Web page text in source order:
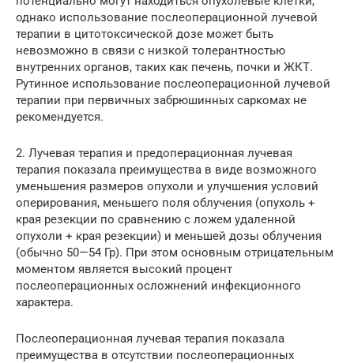
однако использование послеоперационной лучевой
терапии в цитотоксической дозе может быть
невозможно в связи с низкой толерантностью
внутренних органов, таких как печень, почки и ЖКТ.
Рутинное использование послеоперационной лучевой
терапии при первичных забрюшинных саркомах не
рекомендуется.
2. Лучевая терапия и предоперационная лучевая
терапия показала преимущества в виде возможного
уменьшения размеров опухоли и улучшения условий
оперирования, меньшего поля облучения (опухоль +
края резекции по сравнению с ложем удаленной
опухоли + края резекции) и меньшей дозы облучения
(обычно 50—54 Гр). При этом основным отрицательным
моментом является высокий процент
послеоперационных осложнений инфекционного
характера.
Послеоперационная лучевая терапия показала
преимущества в отсутствии послеоперационных